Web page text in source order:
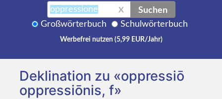
X Suchen
Großwörterbuch Schulwörterbuch
Werbefrei nutzen (5,99 EUR/Jahr)
Deklination zu «oppressiō
oppressiōnis, f»